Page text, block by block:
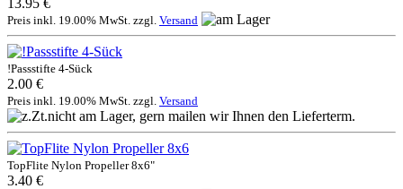
13.95 €
Preis inkl. 19.00% MwSt. zzgl. Versand
!Passstifte 4-Sück
2.00 €
Preis inkl. 19.00% MwSt. zzgl. Versand
TopFlite Nylon Propeller 8x6"
3.40 €